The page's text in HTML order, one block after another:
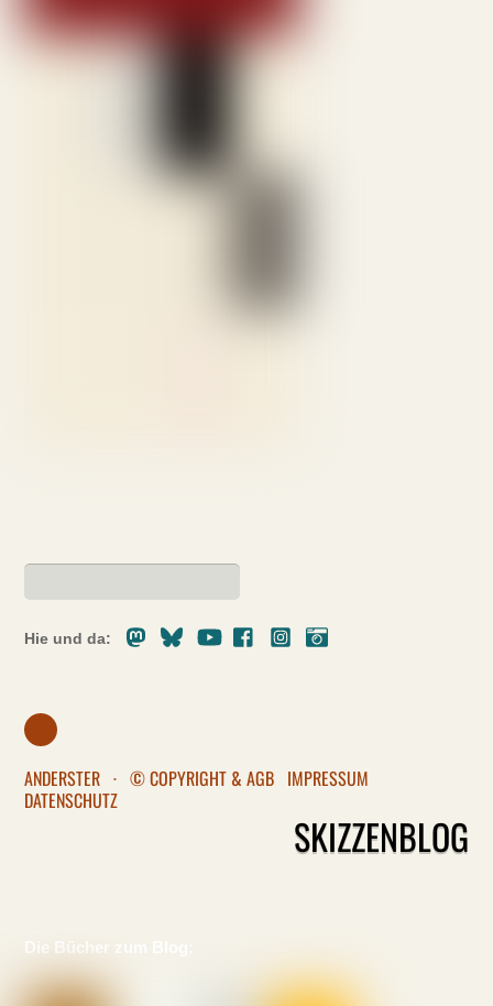
Hie und da:
MastodonBlueskyYoutubeFacebookInstagram
ANDERSTER · © COPYRIGHT & AGB IMPRESSUM
DATENSCHUTZ
SKIZZENBLOG
Die Bücher zum Blog: